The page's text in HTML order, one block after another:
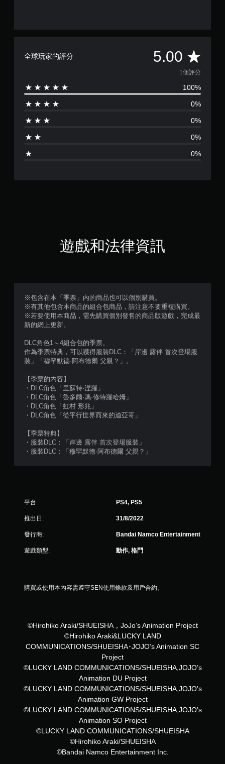
全球玩家的評分 5.00 平
均
評
分
1
星
）
共
1個評分
100%
0%
0%
0%
0%
遊戲和法律資訊
※包含在本「季票」內的商品也可以個別購買。
※有其他包含本商品的組合包商品，請注意不要重複購買。
※若要使用本商品，需先購買個別發售的商品版遊戲，完成最
新的網上更新。
DLC角色1～4組合包的季票。
作為季票特典，可以獲得服裝DLC：「岸邊 露伴 首次登場服
裝」「穆罕默德·阿布德爾 父親？」。
【季票的內容】
・DLC角色「里蘇特·涅羅」
・DLC角色「魯多爾·馮·修特羅哈姆」
・DLC角色「虹村 形兆」
・DLC角色「從平行世界而來的迪亞哥」
【季票特典】
・服裝DLC：「岸邊 露伴 首次登場服裝」
・服裝DLC：「穆罕默德·阿布德爾 父親？」
平台: PS4, PS5
推出日: 31/8/2022
發行商: Bandai Namco Entertainment
遊戲類型: 動作, 格鬥
購買或使用本內容需遵守SEN使用條款及用戶合約。
©Hirohiko Araki/SHUEISHA，JoJo’s Animation Project
©Hirohiko Araki&LUCKY LAND
COMMUNICATIONS/SHUEISHA･JOJO’s Animation SC
Project
©LUCKY LAND COMMUNICATIONS/SHUEISHA,JOJO’s
Animation DU Project
©LUCKY LAND COMMUNICATIONS/SHUEISHA,JOJO's
Animation GW Project
©LUCKY LAND COMMUNICATIONS/SHUEISHA,JOJO's
Animation SO Project
©LUCKY LAND COMMUNICATIONS/SHUEISHA
©Hirohiko Araki/SHUEISHA
©Bandai Namco Entertainment Inc.